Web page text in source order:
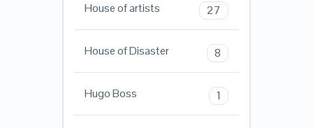
House of artists 27
House of Disaster 8
Hugo Boss 1